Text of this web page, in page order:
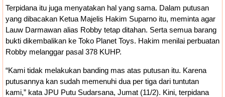
Terpidana itu juga menyatakan hal yang sama. Dalam putusan
yang dibacakan Ketua Majelis Hakim Suparno itu, meminta agar
Lauw Darmawan alias Robby tetap ditahan. Serta semua barang
bukti dikembalikan ke Toko Planet Toys. Hakim menilai perbuatan
Robby melanggar pasal 378 KUHP.
“Kami tidak melakukan banding mas atas putusan itu. Karena
putusannya kan sudah memenuhi dua per tiga dari tuntutan
kami,” kata JPU Putu Sudarsana, Jumat (11/2). Kini, terpidana